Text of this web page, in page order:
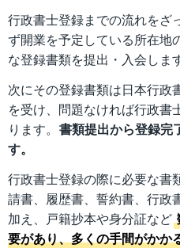
行政書士登録までの流れをざ
ず開業を予定している所在地
な登録書類を提出・入会します
次にその登録書類は日本行政
を受け、問題なければ行政書
ります。 書類提出から登録完
す。
行政書士登録の際に必要な書
請書、履歴書、誓約書、行政
加え、戸籍抄本や身分証など
要があり、多くの手間がかか